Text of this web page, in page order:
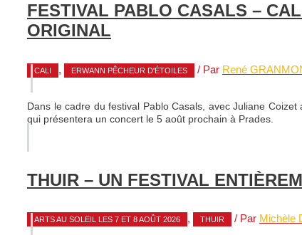
FESTIVAL PABLO CASALS –
ORIGINAL
CALI , ERWANN PÊCHEUR D'ÉTOILES / Par René
Dans le cadre du festival Pablo Casals, avec Juliane
qui présentera un concert le 5 août prochain à Prades.
THUIR – UN FESTIVAL
ARTS AU SOLEIL LES 7 ET 8 AOÛT 2026 , THUIR / Par Michèle